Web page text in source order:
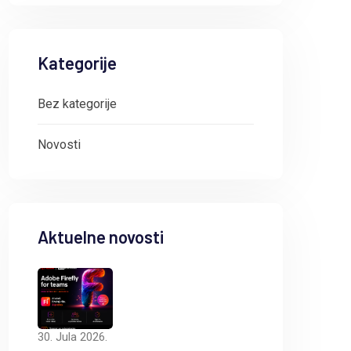
Kategorije
Bez kategorije
Novosti
Aktuelne novosti
30. Jula 2026.